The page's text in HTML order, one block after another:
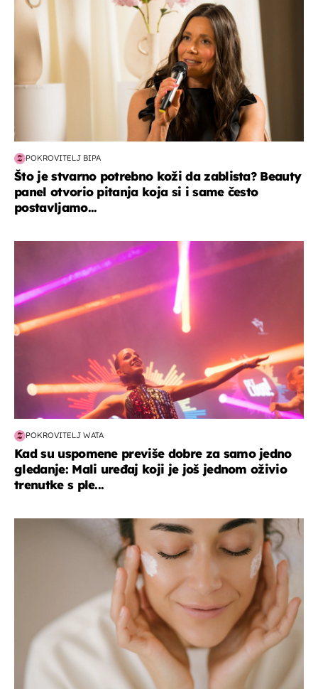
POKROVITELJ BIPA
Što je stvarno potrebno koži da zablista? Beauty
panel otvorio pitanja koja si i same često
postavljamo...
POKROVITELJ WATA
Kad su uspomene previše dobre za samo jedno
gledanje: Mali uređaj koji je još jednom oživio
trenutke s ple...
moda & ljepota